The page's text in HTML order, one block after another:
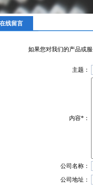
在线留言
如果您对我们的产品或
主题：
内容*：
公司名称：
公司地址：